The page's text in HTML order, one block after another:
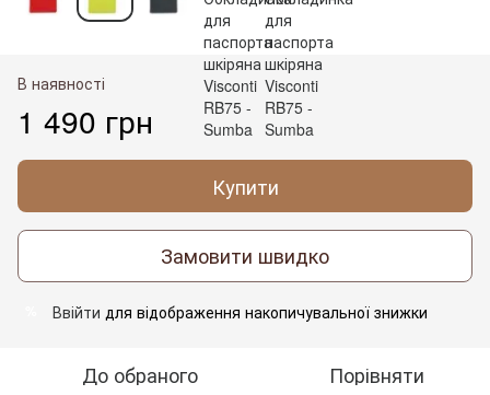
В наявності
1 490 грн
Купити
Замовити швидко
Ввійти для відображення накопичувальної знижки
До обраного Порівняти